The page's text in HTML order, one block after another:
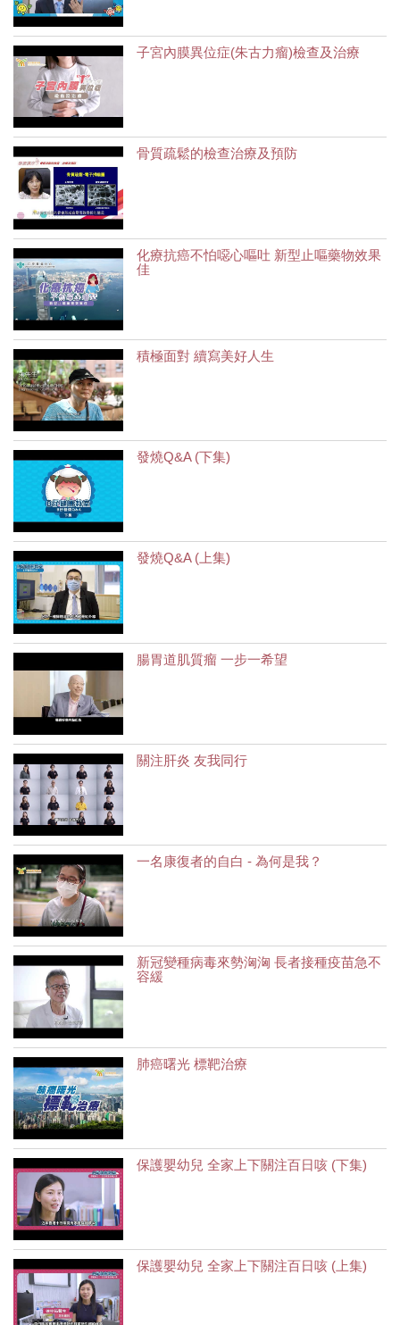
子宮內膜異位症(朱古力瘤)檢查及治療
骨質疏鬆的檢查治療及預防
化療抗癌不怕噁心嘔吐 新型止嘔藥物效果
佳
積極面對 續寫美好人生
發燒Q&A (下集)
發燒Q&A (上集)
腸胃道肌質瘤 一步一希望
關注肝炎 友我同行
一名康復者的自白 - 為何是我？
新冠變種病毒來勢洶洶 長者接種疫苗急不
容緩
肺癌曙光 標靶治療
保護嬰幼兒 全家上下關注百日咳 (下集)
保護嬰幼兒 全家上下關注百日咳 (上集)